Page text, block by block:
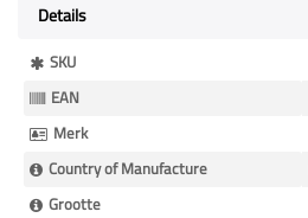
Details
Meer
Informatie
SKU
EAN
Merk
Country of Manufacture
Grootte